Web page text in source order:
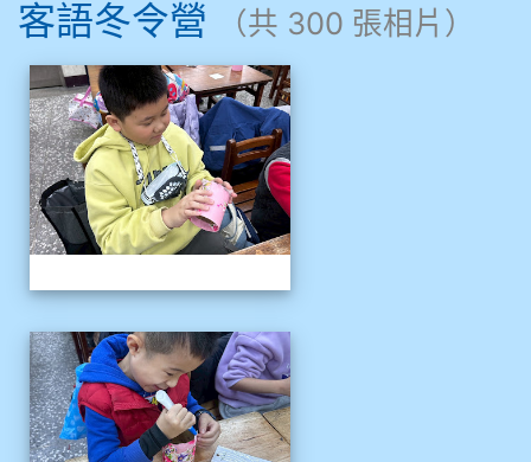
客語冬令營 （共 300 張相片）
相簿列表 客語冬令營
客語冬令營